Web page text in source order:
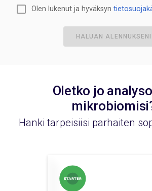
Olen lukenut ja hyväksyn
HALUAN ALENNUKSENI
Oletko jo
Hanki tarpeisiisi parhaiten